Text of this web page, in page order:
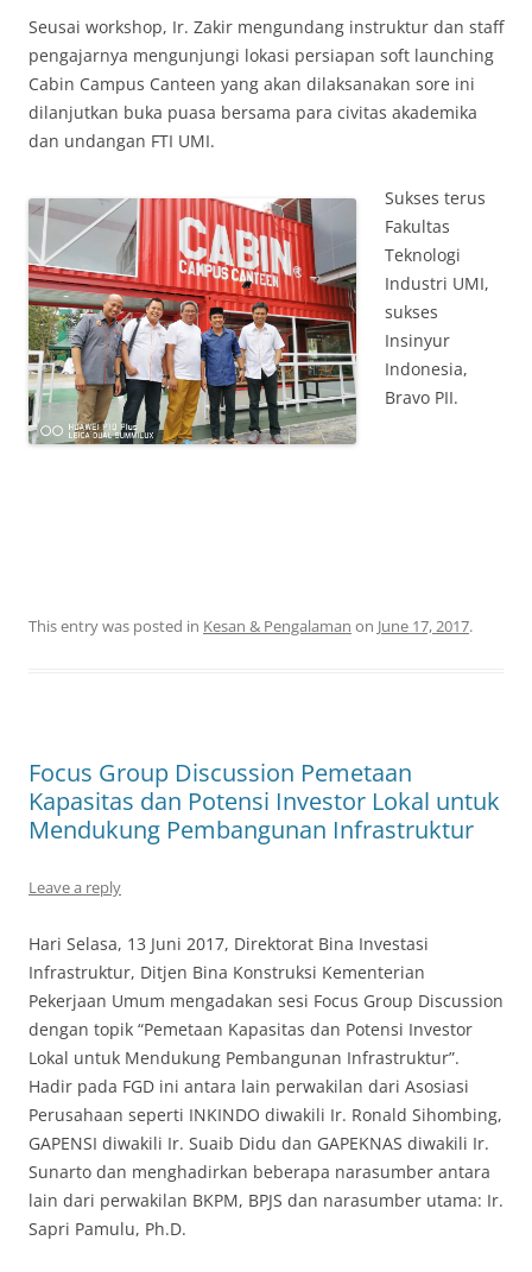
Seusai workshop, Ir. Zakir mengundang instruktur dan staff
pengajarnya mengunjungi lokasi persiapan soft launching
Cabin Campus Canteen yang akan dilaksanakan sore ini
dilanjutkan buka puasa bersama para civitas akademika
dan undangan FTI UMI.
Sukses terus
Fakultas
Teknologi
Industri UMI,
sukses
Insinyur
Indonesia,
Bravo PII.
This entry was posted in Kesan & Pengalaman on June 17, 2017.
Focus Group Discussion Pemetaan
Kapasitas dan Potensi Investor Lokal untuk
Mendukung Pembangunan Infrastruktur
Leave a reply
Hari Selasa, 13 Juni 2017, Direktorat Bina Investasi
Infrastruktur, Ditjen Bina Konstruksi Kementerian
Pekerjaan Umum mengadakan sesi Focus Group Discussion
dengan topik “Pemetaan Kapasitas dan Potensi Investor
Lokal untuk Mendukung Pembangunan Infrastruktur”.
Hadir pada FGD ini antara lain perwakilan dari Asosiasi
Perusahaan seperti INKINDO diwakili Ir. Ronald Sihombing,
GAPENSI diwakili Ir. Suaib Didu dan GAPEKNAS diwakili Ir.
Sunarto dan menghadirkan beberapa narasumber antara
lain dari perwakilan BKPM, BPJS dan narasumber utama: Ir.
Sapri Pamulu, Ph.D.